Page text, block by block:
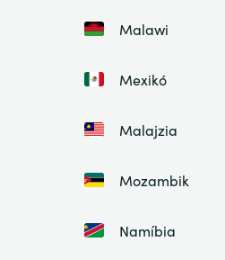
Malawi
Mexikó
Malajzia
Mozambik
Namíbia